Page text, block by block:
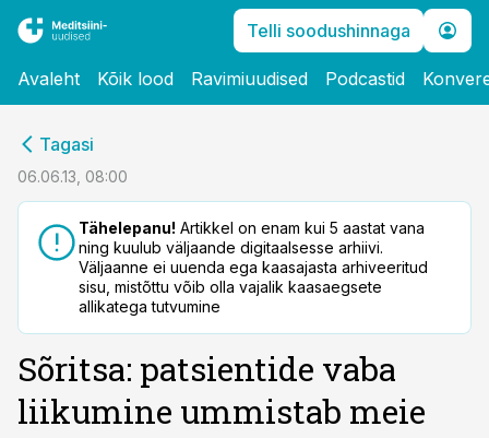
Telli soodushinnaga
Avaleht Kõik lood Ravimiuudised Podcastid
Tagasi
06.06.13, 08:00
Tähelepanu! Artikkel on enam kui 5 aastat vana
ning kuulub väljaande digitaalsesse arhiivi.
Väljaanne ei uuenda ega kaasajasta arhiveeritud
sisu, mistõttu võib olla vajalik kaasaegsete
allikatega tutvumine
Sõritsa: patsientide vaba
liikumine ummistab meie